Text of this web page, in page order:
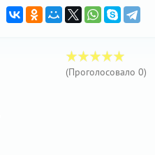
(Проголосовало 0)